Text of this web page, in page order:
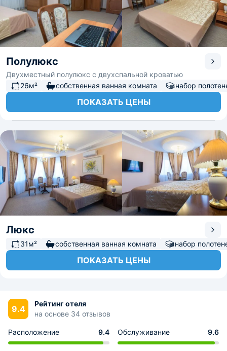
Полулюкс
Двухместный полулюкс с двухспальной кроватью
26м²
собственная ванная комната набор
ПОКАЗАТЬ ЦЕНЫ
Люкс
31м² собственная ванная комната набор
ПОКАЗАТЬ ЦЕНЫ
9.4
Рейтинг отеля
на основе 34 отзывов
Расположение 9.4 Обслуживание 9.6